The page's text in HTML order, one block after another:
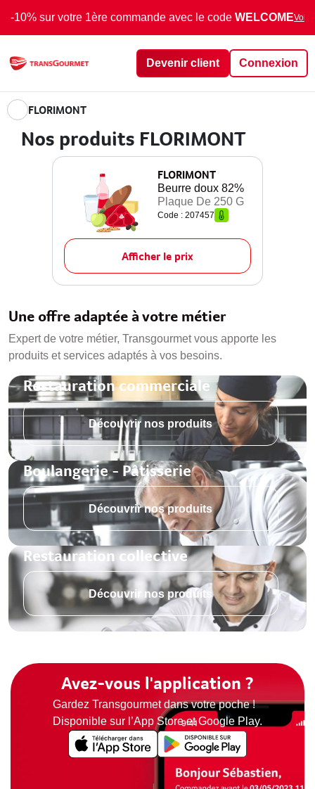
-10% sur votre 1ère commande avec le code WELCOMEVoir
Devenir client Connexion
FLORIMONT
Nos produits FLORIMONT
FLORIMONT
Beurre doux 82%
Plaque De 250 G
Code : 207457
Afficher le prix
Une offre adaptée à votre métier
Expert de votre métier, Transgourmet vous apporte les
produits et services adaptés à vos besoins.
Restauration commerciale
Découvrir nos produits
Boulangerie - Pâtisserie
Découvrir nos produits
Restauration collective
Découvrir nos produits
Avez-vous l'application ?
Gardez Transgourmet dans votre poche !
Disponible sur l’App Store et Google Play.